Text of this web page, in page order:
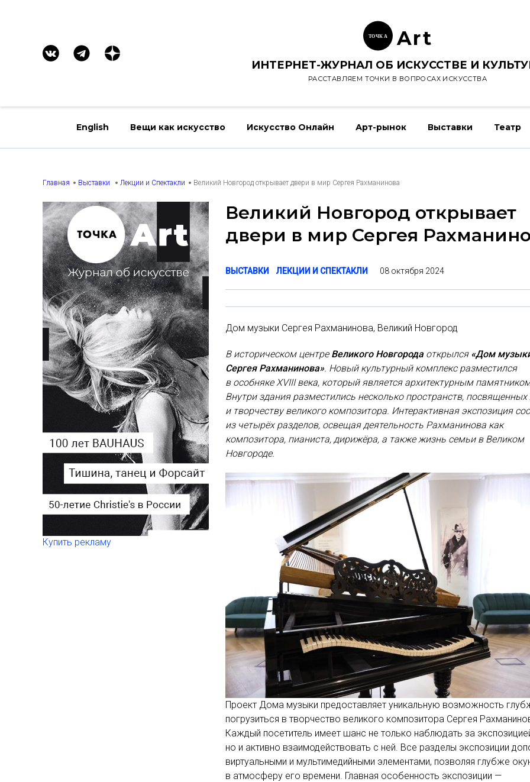
ТОЧК А Art
ИНТЕРНЕТ-ЖУРНАЛ ОБ ИСКУССТВЕ И
РАССТАВЛЯЕМ ТОЧКИ В ВОПРОСАХ ИСКУССТВА
English Вещи как искусство Искусство Онлайн Арт-рынок Выставки Театр
Главная Выставки Лекции и Спектакли Великий Новгород открывает двери в мир Сергея Рахманинова
Купить рекламу
Великий Новгород открывает
двери в мир Сергея
ВЫСТАВКИ ЛЕКЦИИ И СПЕКТАКЛИ 08 октября 2024
Дом музыки Сергея Рахманинова, Великий Новгород
В историческом центре Великого Новгородаоткрылся «Дом
Сергея Рахманинова». Новый культурный комплекс разместился
в особняке XVIII века, который является архитектурным
Внутри здания разместились несколько пространств,
и творчеству великого композитора. Интерактивная экспозиция
из четырёх разделов, освещая деятельность Рахманинова как
композитора, пианиста, дирижёра, а также жизнь семьи в Великом
Новгороде.
Проект Дома музыки предоставляет уникальную возможность
погрузиться в творчество великого композитора Сергея
Каждый посетитель имеет шанс не только наблюдать за
но и активно взаимодействовать с ней. Все разделы экспозиции
виртуальными и мультимедийными элементами, позволяя глубже
в атмосферу его времени. Главная особенность экспозиции —